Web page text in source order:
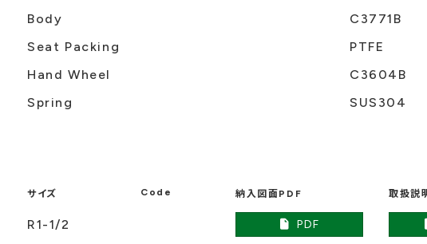
Body
C3771B
Seat Packing
PTFE
Hand Wheel
C3604B
Spring
SUS304
サイズ Code 納入図面PDF 取扱説
R1-1/2 PDF